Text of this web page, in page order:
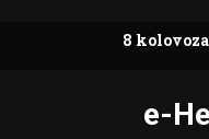
8
e-